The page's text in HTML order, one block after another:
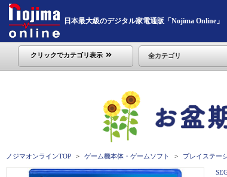
日本最大級のデジタル家電通販「Nojima Online」
クリックでカテゴリ表示 全カテゴリ
ノジマオンラインTOP ゲーム機本体・ゲームソフト プレイステー